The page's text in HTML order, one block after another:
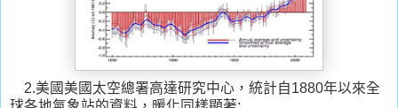
2.美國美國太空總署高達研究中心，統計自1880年以來全